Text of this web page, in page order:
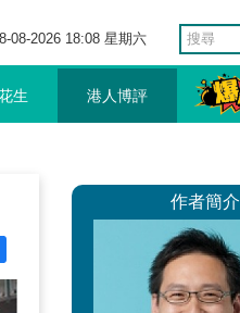
08-2026 18:08 星期六
生 港人博評
作者簡介